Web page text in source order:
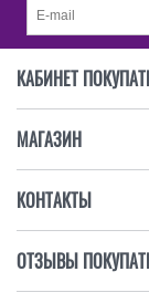
КАБИНЕТ
МАГАЗИН
КОНТАКТЫ
ОТЗЫВЫ